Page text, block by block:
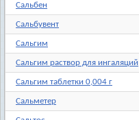
Сальбен
Сальбувент
Сальгим
Сальгим раствор для ингаляций
Сальгим таблетки 0,004 г
Сальметер